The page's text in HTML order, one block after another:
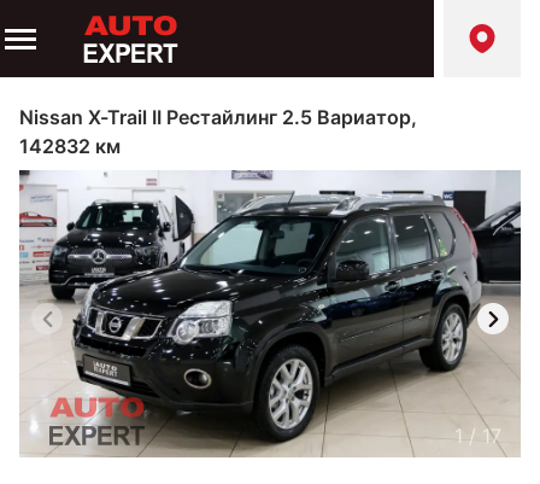
Nissan X-Trail II Рестайлинг 2.5 Вариатор,
142832 км
1 / 17